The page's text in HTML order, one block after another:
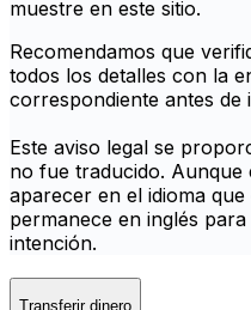
muestre en este sitio.
Recomendamos que
todos los detalles con la
correspondiente antes de
Este aviso legal se
no fue traducido. Aunque
aparecer en el idioma
permanece en inglés
intención.
Transferir dinero